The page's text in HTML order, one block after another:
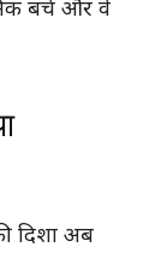
बचे और वे
दिशा अब